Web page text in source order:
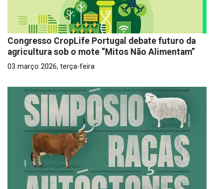
Congresso CropLife Portugal debate futuro da
agricultura sob o mote “Mitos Não Alimentam”
03 março 2026, terça-feira